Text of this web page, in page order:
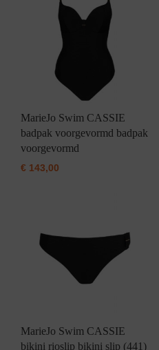
MarieJo Swim CASSIE
badpak voorgevormd badpak
voorgevormd
€ 143,00
MarieJo Swim CASSIE
bikini rioslip bikini slip (441)